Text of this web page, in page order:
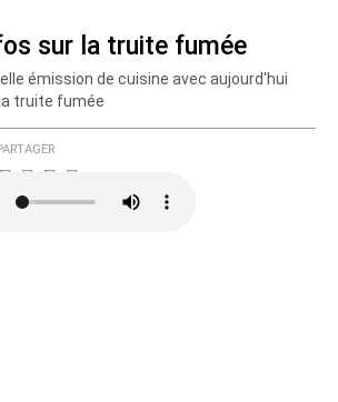
sur la truite fumée
émission de cuisine avec aujourd'hui
truite fumée